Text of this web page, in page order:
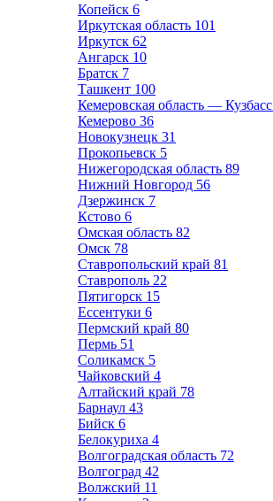
Копейск 6
Иркутская область 101
Иркутск 62
Ангарск 10
Братск 7
Ташкент 100
Кемеровская область — Кузбасс
Кемерово 36
Новокузнецк 31
Прокопьевск 5
Нижегородская область 89
Нижний Новгород 56
Дзержинск 7
Кстово 6
Омская область 82
Омск 78
Ставропольский край 81
Ставрополь 22
Пятигорск 15
Ессентуки 6
Пермский край 80
Пермь 51
Соликамск 5
Чайковский 4
Алтайский край 78
Барнаул 43
Бийск 6
Белокуриха 4
Волгоградская область 72
Волгоград 42
Волжский 11